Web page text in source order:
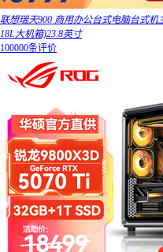
联想瑞天900 商用办公台式电脑台式机
18L大机箱)23.8英寸
100000条评价